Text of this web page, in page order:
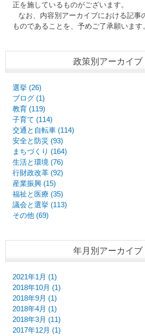
正を施しているものがございます。
なお、内容別アーカイブにおける記事
ものであることを、予めご了承願います
政策別アーカイブ
選挙 (26)
ブログ (1)
教育 (119)
子育て (114)
交通と自転車 (114)
安全と防災 (93)
まちづくり (164)
生活と環境 (76)
行財政改革 (92)
産業振興 (15)
福祉と医療 (35)
議会と選挙 (113)
その他 (69)
年月別アーカイブ
2021年1月 (1)
2018年10月 (1)
2018年9月 (1)
2018年4月 (1)
2018年3月 (11)
2017年12月 (1)